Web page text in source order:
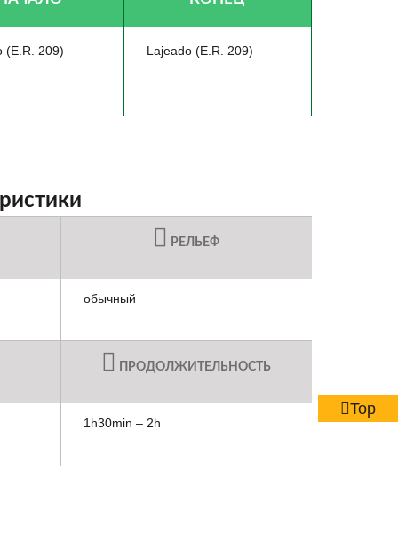
(E.R. 209) Lajeado (E.R. 209)
РЕЛЬЕФ
обычный
ПРОДОЛЖИТЕЛЬНОСТЬ
1h30min – 2h
Top